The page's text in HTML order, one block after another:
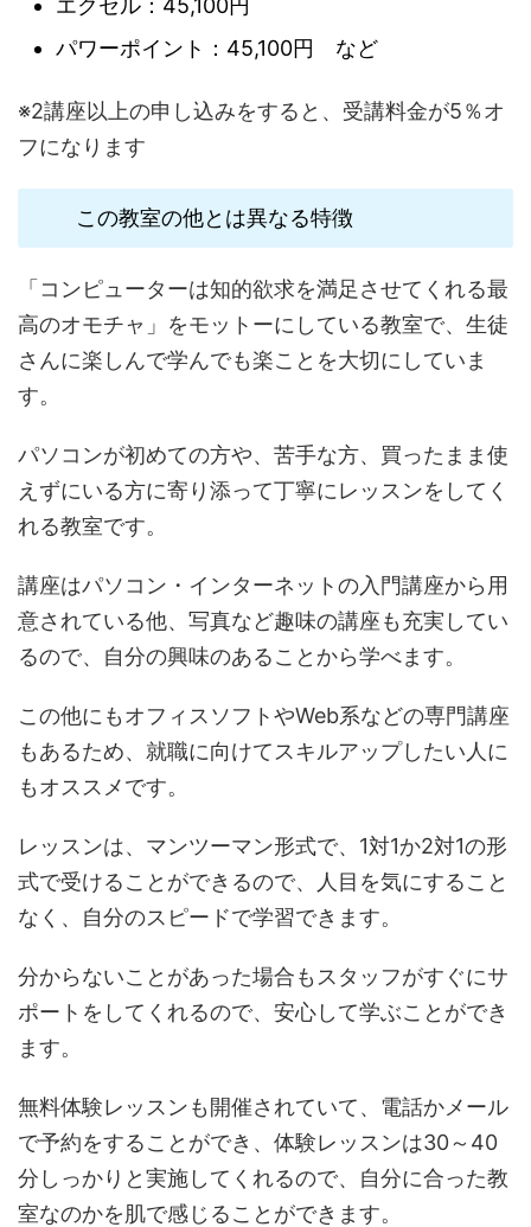
エクセル：45,100円
パワーポイント：45,100円 など
※2講座以上の申し込みをすると、受講料金が5％オ
フになります
この教室の他とは異なる特徴
「コンピューターは知的欲求を満足させてくれる最
高のオモチャ」をモットーにしている教室で、生徒
さんに楽しんで学んでも楽ことを大切にしていま
す。
パソコンが初めての方や、苦手な方、買ったまま使
えずにいる方に寄り添って丁寧にレッスンをしてく
れる教室です。
講座はパソコン・インターネットの入門講座から用
意されている他、写真など趣味の講座も充実してい
るので、自分の興味のあることから学べます。
この他にもオフィスソフトやWeb系などの専門講座
もあるため、就職に向けてスキルアップしたい人に
もオススメです。
レッスンは、マンツーマン形式で、1対1か2対1の形
式で受けることができるので、人目を気にすること
なく、自分のスピードで学習できます。
分からないことがあった場合もスタッフがすぐにサ
ポートをしてくれるので、安心して学ぶことができ
ます。
無料体験レッスンも開催されていて、電話かメール
で予約をすることができ、体験レッスンは30～40
分しっかりと実施してくれるので、自分に合った教
室なのかを肌で感じることができます。